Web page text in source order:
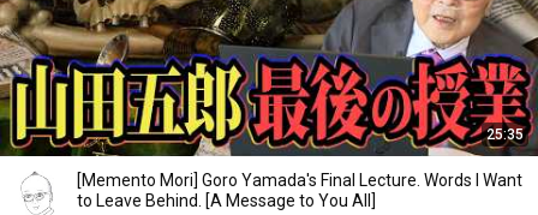
25:35
[Memento Mori] Goro Yamada's Final Lecture. Words I Want
to Leave Behind. [A Message to You All]